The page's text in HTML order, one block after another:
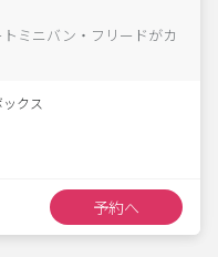
ミニバン・フリードがカ
クス
予約へ